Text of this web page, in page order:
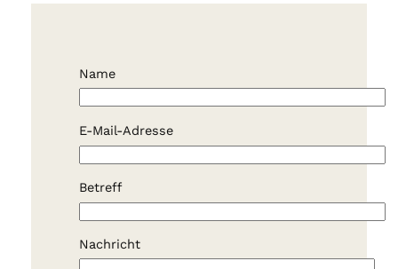
Name
E-Mail-Adresse
Betreff
Nachricht